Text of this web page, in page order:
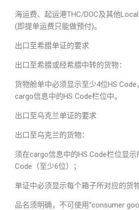
海运费、起运港THC/DOC及其他
(即提单运费只能做预付)。
出口至希腊单证的要求
出口至希腊或经希腊中转的货物：
货物舱单中必须显示至少4位HS
cargo信息中的HS Code栏位中。
出口至乌克兰单证的要求
出口至乌克兰的货物：
须在cargo信息中的HS Code栏位显示
Code（至少6位）；
单证中必须显示每个箱子所对应的货
品名须明确，不可使用“consumer